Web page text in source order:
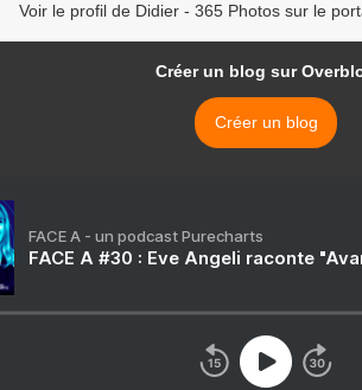
Voir le profil de Didier - 365 Photos sur le
Créer un blog sur
Créer un blog
FACE A - un podcast Purecharts
FACE A #30 : Eve Angeli raconte